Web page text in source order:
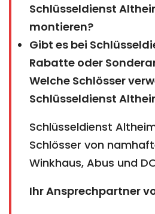
Schlüsseldienst
montieren?
Gibt es bei
Rabatte oder
Welche Schlösser
Schlüsseldienst
Schlüsseldienst
Schlösser von
Winkhaus, Abus und
Ihr Ansprechpartner